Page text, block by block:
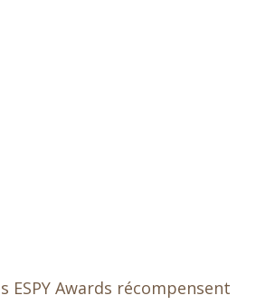
ESPY Awards récompensent